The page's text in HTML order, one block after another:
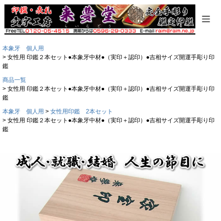
本象牙 個人用
女性用 印鑑２本セット●本象牙中材●（実印＋認印）●吉相サイズ開運手彫り印
鑑
商品一覧
女性用 印鑑２本セット●本象牙中材●（実印＋認印）●吉相サイズ開運手彫り印
鑑
本象牙 個人用
女性用印鑑 2本セット
女性用 印鑑２本セット●本象牙中材●（実印＋認印）●吉相サイズ開運手彫り印
鑑